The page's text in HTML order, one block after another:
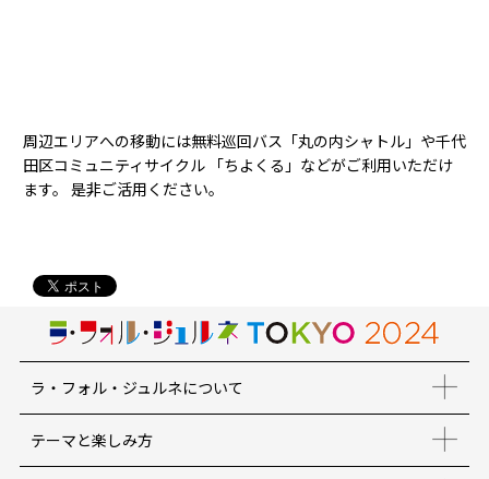
周辺エリアへの移動には無料巡回バス「丸の内シャトル」や千代
田区コミュニティサイクル 「ちよくる」などがご利用いただけ
ます。 是非ご活用ください。
ラ・フォル・ジュルネについて
テーマと楽しみ方